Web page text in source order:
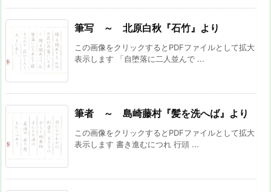
筆写 ～ 北原白秋『石竹』より
この画像をクリックするとPDFファイルとして拡大
表示します 「自堕落に二人並んで ...
筆者 ～ 島崎藤村『髪を洗へば』より
この画像をクリックするとPDFファイルとして拡大
表示します 書き進むにつれ 行頭 ...